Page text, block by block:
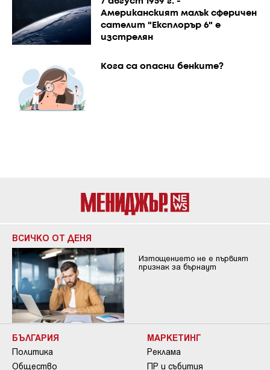
Американският малък сферичен
сателит "Експлорър 6" е
изстрелян
Кога са опасни бенките?
ВСИЧКО ОТ ДЕНЯ
Изтощението не е първият
признак за бърнаут
БЪЛГАРИЯ
Политика
Общество
МАРКЕТИНГ
Реклама
ПР и събития